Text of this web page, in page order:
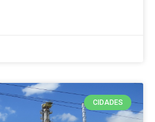
CIDADES